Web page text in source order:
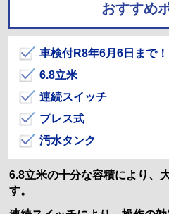
おすすめ
車検付R8年6月6日まで！
6.8立米
連続スイッチ
プレス式
汚水タンク
6.8立米の十分な容積により、
す。